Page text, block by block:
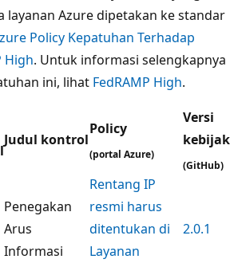
layanan Azure dipetakan ke standar
Policy Kepatuhan Terhadap
High. Untuk informasi selengkapnya
ini, lihat FedRAMP High.
Judul kontrol
Policy
(portal Azure)
Versi
(GitHub)
Penegakan
Arus
Informasi
Rentang IP
resmi harus
ditentukan di
Layanan
2.0.1